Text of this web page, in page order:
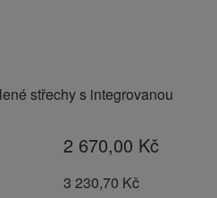
střechy s integrovanou
2 670,00 Kč
3 230,70 Kč